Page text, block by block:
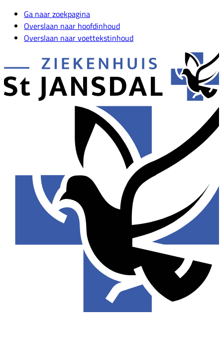
Ga naar zoekpagina
Overslaan naar hoofdinhoud
Overslaan naar voettekstinhoud